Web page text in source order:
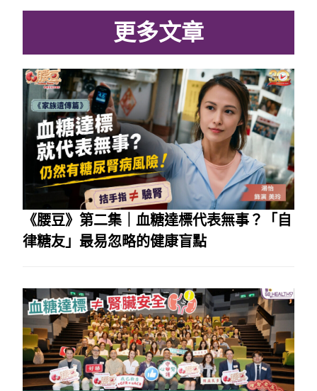
更多文章
《腰豆》第二集｜血糖達標代表無事？「自
律糖友」最易忽略的健康盲點